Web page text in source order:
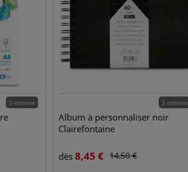
3 options 3 options
Album à personnaliser noir
Clairefontaine
dès 8,45 € 14,50€